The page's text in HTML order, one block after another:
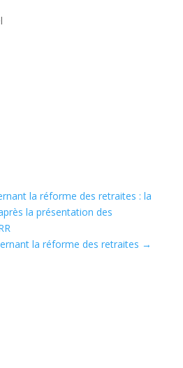
la réforme des retraites : la
la présentation des
la réforme des retraites →